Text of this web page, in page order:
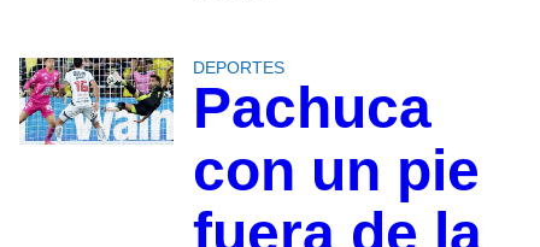
DEPORTES
Pachuca
con un pie
fuera de la